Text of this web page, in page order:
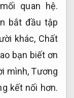
quan hệ.
bắt đầu tập
khác, Chất
bạn biết ơn
mình,Tương
kết nối hơn.